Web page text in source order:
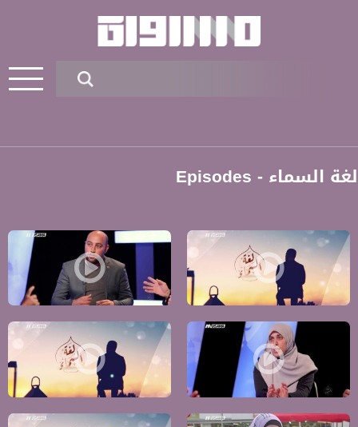
لغة السماء - Episodes
التعليم في الداخل الفلسطيني ،الكاملة ،ح 26- لغة السماء ،قناة مساواة الفضائيةالتنمية البشرية أوهام أم حقائق واقعية ؟ ،الكاملة ،ح 25-
التنقية و العمل الخيري - أيادي العطاء ،الكاملة ،ح 24- لغة السماء ،قناة مساواة الفضائيةاللغة العربية في بلادنا ! ،الكاملة ،ح 23- لغة السماء ،قناة مساواة
Pages